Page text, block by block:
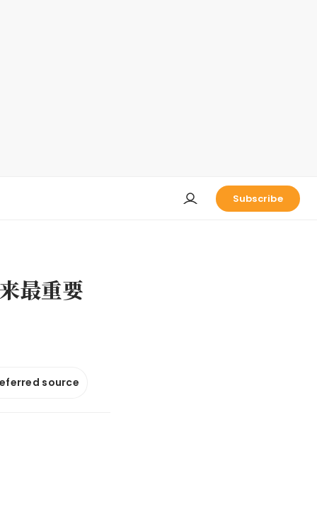
Subscribe
最重要
source